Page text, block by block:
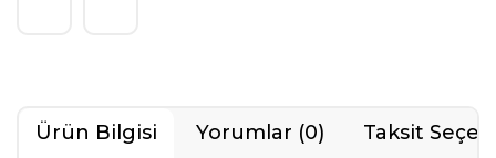
Ürün Bilgisi Yorumlar (0) Taksit